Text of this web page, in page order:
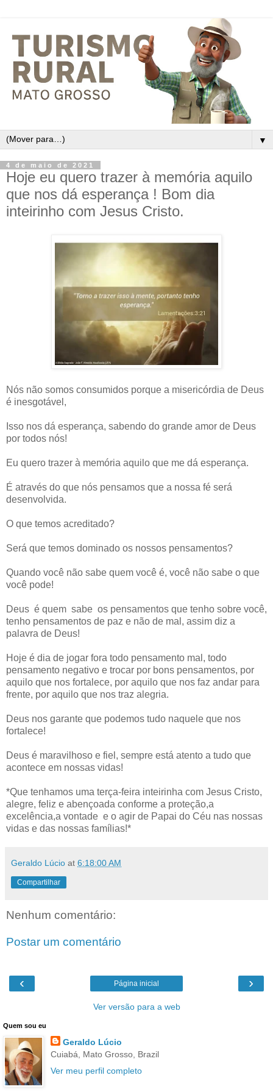
▼
4 de maio de 2021
Hoje eu quero trazer à memória aquilo
que nos dá esperança ! Bom dia
inteirinho com Jesus Cristo.
Nós não somos consumidos porque a misericórdia de Deus
é inesgotável,
Isso nos dá esperança, sabendo do grande amor de Deus
por todos nós!
Eu quero trazer à memória aquilo que me dá esperança.
É através do que nós pensamos que a nossa fé será
desenvolvida.
O que temos acreditado?
Será que temos dominado os nossos pensamentos?
Quando você não sabe quem você é, você não sabe o que
você pode!
Deus é quem sabe os pensamentos que tenho sobre você,
tenho pensamentos de paz e não de mal, assim diz a
palavra de Deus!
Hoje é dia de jogar fora todo pensamento mal, todo
pensamento negativo e trocar por bons pensamentos, por
aquilo que nos fortalece, por aquilo que nos faz andar para
frente, por aquilo que nos traz alegria.
Deus nos garante que podemos tudo naquele que nos
fortalece!
Deus é maravilhoso e fiel, sempre está atento a tudo que
acontece em nossas vidas!
*Que tenhamos uma terça-feira inteirinha com Jesus Cristo,
alegre, feliz e abençoada conforme a proteção,a
excelência,a vontade e o agir de Papai do Céu nas nossas
vidas e das nossas famílias!*
Geraldo Lúcio at 6:18:00 AM
Compartilhar
Nenhum comentário:
Postar um comentário
‹ ›
Página inicial
Ver versão para a web
Quem sou eu
Geraldo Lúcio
Cuiabá, Mato Grosso, Brazil
Ver meu perfil completo